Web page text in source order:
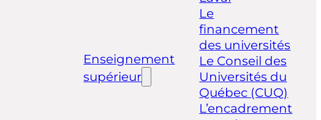
Enseignement
supérieur
Le
financement
des universités
Le Conseil des
Universités du
Québec (CUQ)
L’encadrement